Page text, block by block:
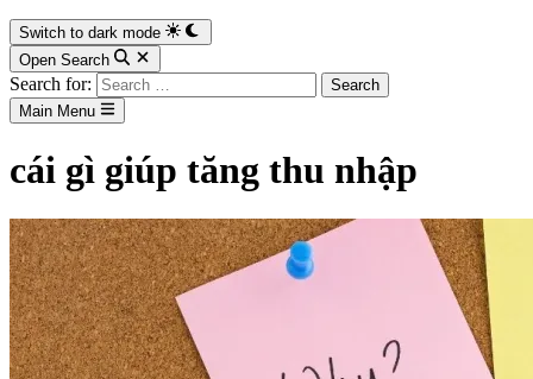
Switch to dark mode
Open Search
Search for:
Main Menu
cái gì giúp tăng thu nhập